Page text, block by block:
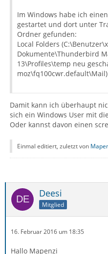
Im Windows habe ich
gestartet und dort unter
Ordner gefunden:
Local Folders
Dokumente\Thunderbird
13\Profiles\temp neu
moz\fq100cwr.default\Mail)
Damit kann ich überhaupt
sich ein Windows User mit
Oder kannst davon einen
Einmal editiert, zuletzt von
Deesi
Mitglied
16. Februar 2016 um 18:35
Hallo Mapenzi